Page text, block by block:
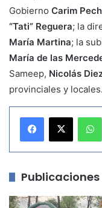
Gobierno Carim
“Tati” Reguera; la
María Martina; la
María de las
Sameep, Nicolás
provinciales y locales.